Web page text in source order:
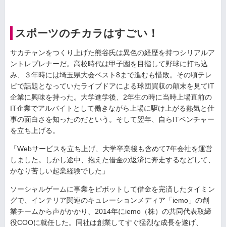
スポーツのチカラはすごい！
サカチャンをつくり上げた熊谷氏は異色の経歴を持つシリアルア
ントレプレナーだ。高校時代は甲子園を目指して野球に打ち込
み、３年時には埼玉県大会ベスト8まで進むも惜敗。その頃テレ
ビで話題となっていたライブドアによる球団買収の顛末を見てIT
企業に興味を持った。大学進学後、2年生の時に当時上場直前の
IT企業でアルバイトとして働きながら上場に駆け上がる熱気と仕
事の面白さを知ったのだという。そして翌年、自らITベンチャー
を立ち上げる。
「Webサービスを立ち上げ、大学卒業後も含めて7年会社を運営
しました。しかし途中、抱えた借金の返済に奔走するなどして、
かなり苦しい起業経験でした」
ソーシャルゲームに事業をピボットして借金を完済したタイミン
グで、インテリア関連のキュレーションメディア「iemo」の創
業チームから声がかかり、2014年にiemo（株）の共同代表取締
役COOに就任した。同社は創業してすぐ猛烈な成長を遂げ、